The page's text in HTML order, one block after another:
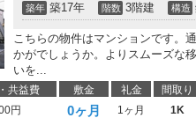
築年 築17年 階数 3階建 構造
こちらの物件はマンションです。
かがでしょうか。よりスムーズな
いを...
共益費 敷金 礼金 間取り
円 0ヶ月 1ヶ月 1K